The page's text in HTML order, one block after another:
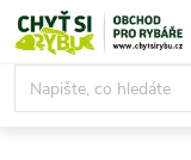
Přejít
na
obsah
Nástrahy a návnady